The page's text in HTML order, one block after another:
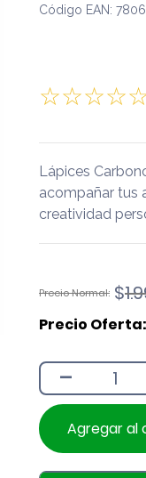
Código EAN:
Lápices
acompañar tus
creatividad
$
El
original
$1.990.
El
actual
$1.790.
-
Agregar al